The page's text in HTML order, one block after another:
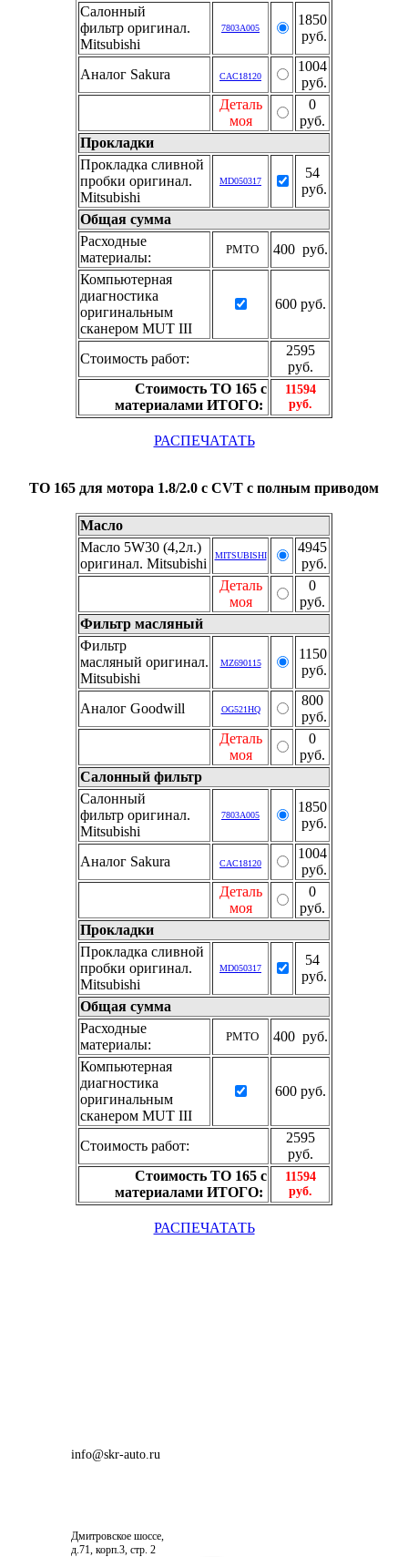
Салонный
фильтр оригинал.
Mitsubishi
7803A005
1850
руб.
Аналог Sakura CAC18120
1004
руб.
Деталь
моя
0
руб.
Прокладки
Прокладка сливной
пробки оригинал.
Mitsubishi
MD050317
54
руб.
Общая сумма
Расходные
материалы:
РМТО
400 руб.
Компьютерная
диагностика
оригинальным
сканером MUT III
600 руб.
Стоимость работ:
2595
руб.
Стоимость ТО 165 с
материалами ИТОГО:
11594
руб.
РАСПЕЧАТАТЬ
ТО 165 для мотора 1.8/2.0 с CVT с полным приводом
Масло
Масло 5W30 (4,2л.)
оригинал. Mitsubishi
MITSUBISHI
4945
руб.
Деталь
моя
0
руб.
Фильтр масляный
Фильтр
масляный оригинал.
Mitsubishi
MZ690115
1150
руб.
Аналог Goodwill OG521HQ
800
руб.
Деталь
моя
0
руб.
Салонный фильтр
Салонный
фильтр оригинал.
Mitsubishi
7803A005
1850
руб.
Аналог Sakura CAC18120
1004
руб.
Деталь
моя
0
руб.
Прокладки
Прокладка сливной
пробки оригинал.
Mitsubishi
MD050317
54
руб.
Общая сумма
Расходные
материалы:
РМТО
400 руб.
Компьютерная
диагностика
оригинальным
сканером MUT III
600 руб.
Стоимость работ:
2595
руб.
Стоимость ТО 165 с
материалами ИТОГО:
11594
руб.
РАСПЕЧАТАТЬ
info@skr-auto.ru
Дмитровское шоссе,
д.71, корп.3, стр. 2